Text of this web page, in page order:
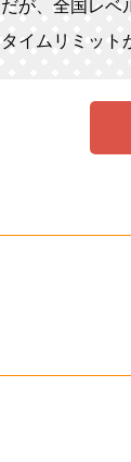
タイムリミット